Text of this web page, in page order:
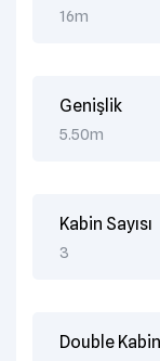
16m
Genişlik
5.50m
Kabin Sayısı
3
Double Kabin